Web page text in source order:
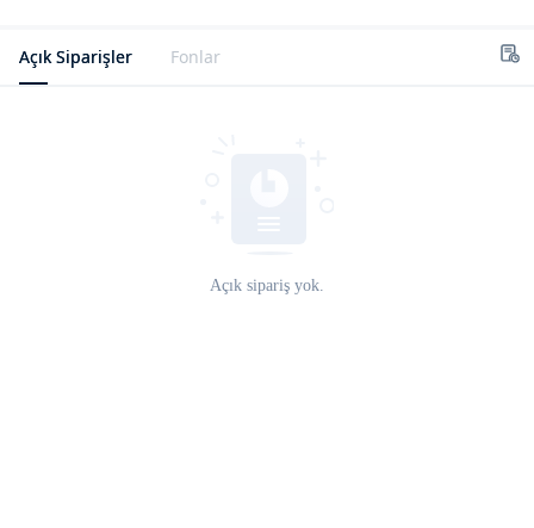
Açık Siparişler Fonlar
Açık sipariş yok.